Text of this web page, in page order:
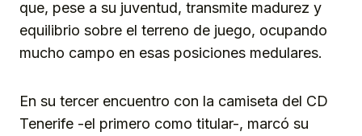
que, pese a su juventud, transmite madurez y
equilibrio sobre el terreno de juego, ocupando
mucho campo en esas posiciones medulares.
En su tercer encuentro con la camiseta del CD
Tenerife -el primero como titular-, marcó su